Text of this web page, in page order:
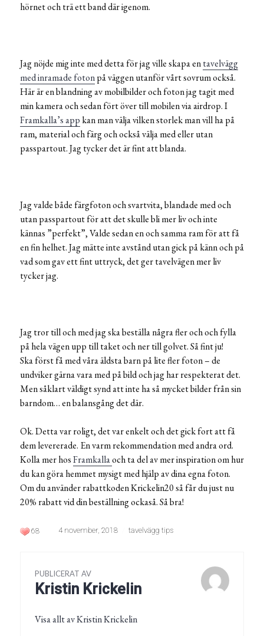
hörnet och trä ett band där igenom.
Jag nöjde mig inte med detta för jag ville skapa entavelvägg
med inramade fotonpå väggen utanför vårt sovrum också.
Här är en blandning av mobilbilder och foton jag tagit med
min kamera och sedan fört över till mobilen via airdrop. I
Framkalla’s app kan man välja vilken storlek man vill ha på
ram, material och färg och också välja med eller utan
passpartout. Jag tycker det är fint att blanda.
Jag valde både färgfoton och svartvita, blandade med och
utan passpartout för att det skulle bli mer liv och inte
kännas ”perfekt”, Valde sedan en och samma ram för att få
en fin helhet. Jag mätte inte avstånd utan gick på känn och på
vad som gav ett fint uttryck, det ger tavelvägen mer liv
tycker jag.
Jag tror till och med jag ska beställa några fler och och fylla
på hela vägen upp till taket och ner till golvet. Så fint ju!
Ska först få med våra äldsta barn på lite fler foton – de
undviker gärna vara med på bild och jag har respekterat det.
Men såklart väldigt synd att inte ha så mycket bilder från sin
barndom… en balansgång det där.
Ok. Detta var roligt, det var enkelt och det gick fort att få
dem levererade. En varm rekommendation med andra ord.
Kolla mer hosFramkallaoch ta del av mer inspiration om hur
du kan göra hemmet mysigt med hjälp av dina egna foton.
Om du använder rabattkoden Krickelin20 så får du just nu
20% rabatt vid din beställning ockaså. Så bra!
68 4 november, 2018 tavelvägg tips
PUBLICERAT AV
Kristin Krickelin
Visa allt av Kristin Krickelin